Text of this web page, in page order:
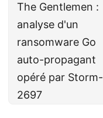
The Gentlemen :
analyse d'un
ransomware Go
auto-propagant
opéré par Storm-
2697